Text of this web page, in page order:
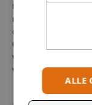
maar ook over een
relevante
opleiding die verder
Categorie 1/2 en je
verschillende
volgens de
ALLE